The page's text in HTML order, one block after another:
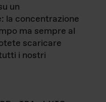
un
la concentrazione
ma sempre al
scaricare
i nostri